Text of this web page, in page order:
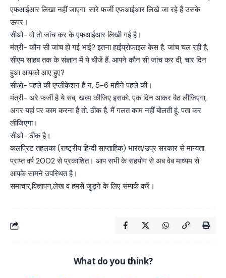
एफआईआर लिखा नहीं जाएगा. सारे फर्जी एफआईआर लिखे जा रहे हैं उसके
ऊपर।
सीओ- वो तो जांच कर के एफआईआर लिखी गई है।
मंत्री- कौन सी जांच हो गई भाई? इतना हाईप्रोफाइल केस है. जांच चल रही है,
सीएम साहब तक के संज्ञान में ये चीजें हैं. आपने कौन सी जांच कर दी, चार दिन
हुआ आपको आए हुए?
सीओ- पहले की एप्लीकेशन है न, 5-6 महीने पहले की।
मंत्री- अरे फर्जी है ये सब, खत्म कीजिए इसको. एक दिन आकर बैठ लीजिएगा,
अगर यहां पर काम करना है तो. ठीक है. मैं गलत काम नहीं बोलती हूं. पता कर
लीजिएगा।
सीओ- ठीक है।
कलप्रिट तहलका (राष्ट्रीय हिन्दी साप्ताहिक) भारत/उप्र सरकार से मान्यता
प्राप्त वर्ष 2002 से प्रकाशित। आप सभी के सहयोग से अब वेब माध्यम से
आपके सामने उपस्थित है।
समाचार,विज्ञापन,लेख व हमसे जुड़ने के लिए संम्पर्क करें।
What do you think?